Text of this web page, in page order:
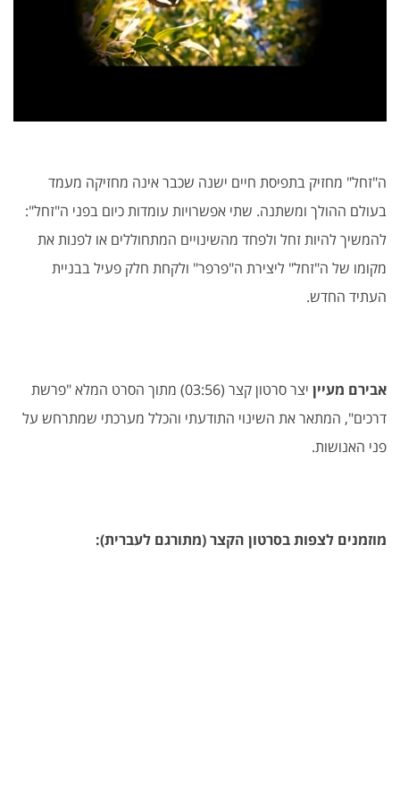
ה"זחל" מחזיק בתפיסת חיים ישנה שכבר אינה מחזיקה מעמד
בעולם ההולך ומשתנה. שתי אפשרויות עומדות כיום בפני ה"זחל":
להמשיך להיות זחל ולפחד מהשינויים המתחוללים או לפנות את
מקומו של ה"זחל" ליצירת ה"פרפר" ולקחת חלק פעיל בבניית
העתיד החדש.
אבירם מעיין
יצר סרטון קצר (03:56) מתוך הסרט המלא "פרשת
דרכים", המתאר את השינוי התודעתי והכלל מערכתי שמתרחש על
פני האנושות.
מוזמנים לצפות בסרטון הקצר (מתורגם לעברית):